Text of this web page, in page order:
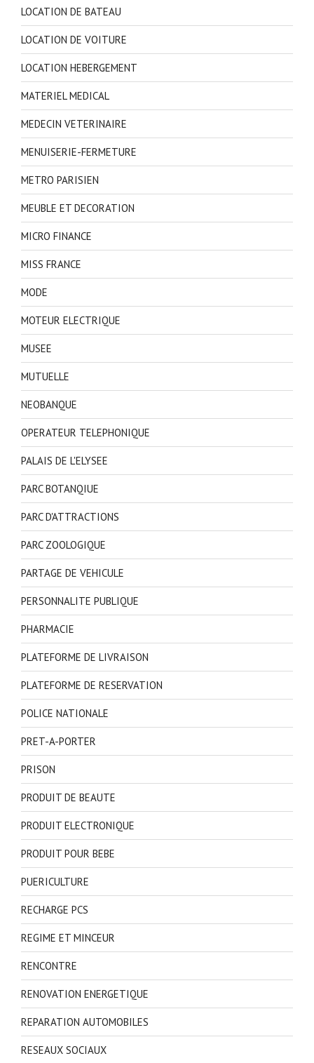
LOCATION DE BATEAU
LOCATION DE VOITURE
LOCATION HEBERGEMENT
MATERIEL MEDICAL
MEDECIN VETERINAIRE
MENUISERIE-FERMETURE
METRO PARISIEN
MEUBLE ET DECORATION
MICRO FINANCE
MISS FRANCE
MODE
MOTEUR ELECTRIQUE
MUSEE
MUTUELLE
NEOBANQUE
OPERATEUR TELEPHONIQUE
PALAIS DE L'ELYSEE
PARC BOTANQIUE
PARC D'ATTRACTIONS
PARC ZOOLOGIQUE
PARTAGE DE VEHICULE
PERSONNALITE PUBLIQUE
PHARMACIE
PLATEFORME DE LIVRAISON
PLATEFORME DE RESERVATION
POLICE NATIONALE
PRET-A-PORTER
PRISON
PRODUIT DE BEAUTE
PRODUIT ELECTRONIQUE
PRODUIT POUR BEBE
PUERICULTURE
RECHARGE PCS
REGIME ET MINCEUR
RENCONTRE
RENOVATION ENERGETIQUE
REPARATION AUTOMOBILES
RESEAUX SOCIAUX